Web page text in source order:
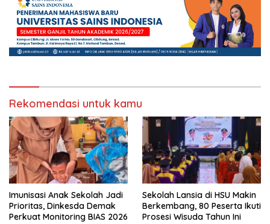
Rekomendasi untuk kamu
Imunisasi Anak Sekolah Jadi
Prioritas, Dinkesda Demak
Perkuat Monitoring BIAS 2026
Sekolah Lansia di HSU Makin
Berkembang, 80 Peserta Ikuti
Prosesi Wisuda Tahun Ini